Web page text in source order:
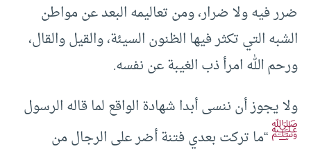
ضرر فيه ولا ضرار، ومن تعاليمه البعد عن مواطن
الشبه التي تكثر فيها الظنون السيئة، والقيل والقال،
ورحم الله امرأ ذب الغيبة عن نفسه.
ولا يجوز أن ننسى أبدا شهادة الواقع لما قاله الرسول
ﷺ“ما تركت بعدي فتنة أضر على الرجال من